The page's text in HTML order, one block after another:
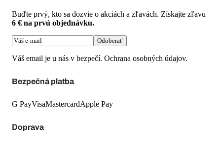
Buďte prvý, kto sa dozvie o akciách a zľavách. Získajte zľavu
6 € na prvú objednávku.
Odoberať
Váš email je u nás v bezpečí. Ochrana osobných údajov.
Bezpečná platba
G PayVisaMastercardApple Pay
Doprava